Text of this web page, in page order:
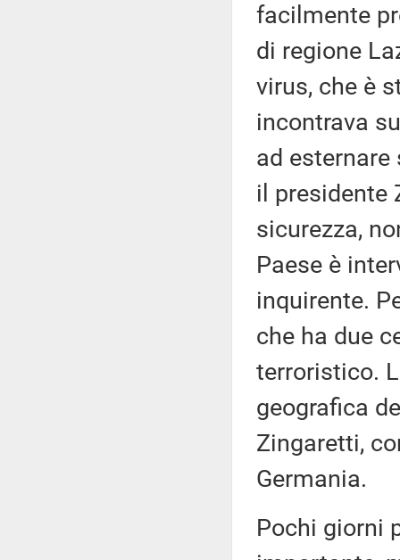
facilmente
di regione
virus, che è
incontrava
ad
il presidente
sicurezza,
Paese è
inquirente.
che ha due
terroristico.
geografica
Zingaretti,
Germania.
Pochi giorni